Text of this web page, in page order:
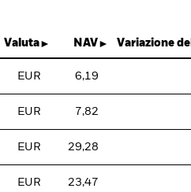
Valuta NAV Variazione
EUR 6,19
EUR 7,82
EUR 29,28
EUR 23,47